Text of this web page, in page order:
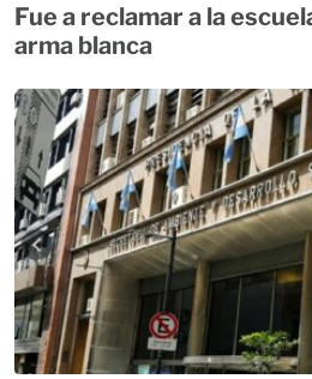
Fue a reclamar a la
arma blanca